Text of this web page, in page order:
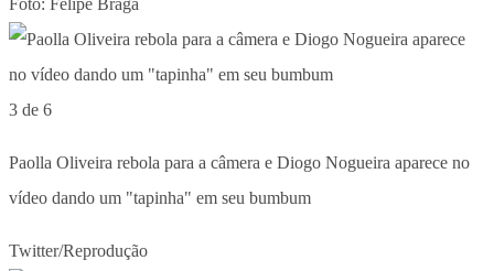
3 de 6
Paolla Oliveira rebola para a câmera e Diogo Nogueira aparece no
vídeo dando um "tapinha" em seu bumbum
Twitter/Reprodução